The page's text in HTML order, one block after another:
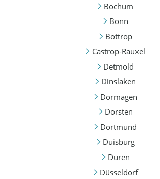
Bochum
Bonn
Bottrop
Castrop-Rauxel
Detmold
Dinslaken
Dormagen
Dorsten
Dortmund
Duisburg
Düren
Düsseldorf